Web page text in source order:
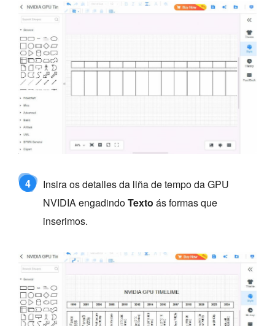
4
Insira os detalles da liña de tempo da GPU
NVIDIA engadindoTexto ás formas que
inserimos.